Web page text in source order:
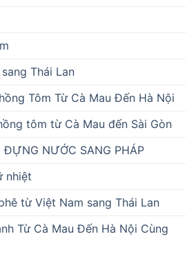
Thái Lan
Tôm Từ Cà Mau Đến Hà Nội
tôm từ Cà Mau đến Sài Gòn
ĐỰNG NƯỚC SANG PHÁP
nhiệt
từ Việt Nam sang Thái Lan
Từ Cà Mau Đến Hà Nội Cùng